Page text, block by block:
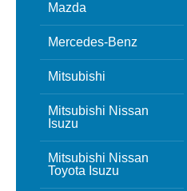
Mazda
Mercedes-Benz
Mitsubishi
Mitsubishi Nissan
Isuzu
Mitsubishi Nissan
Toyota Isuzu